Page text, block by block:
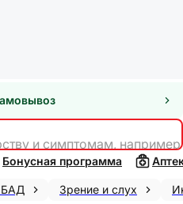
и симптомам,
Бонусная программа
БАД Зрение и слух